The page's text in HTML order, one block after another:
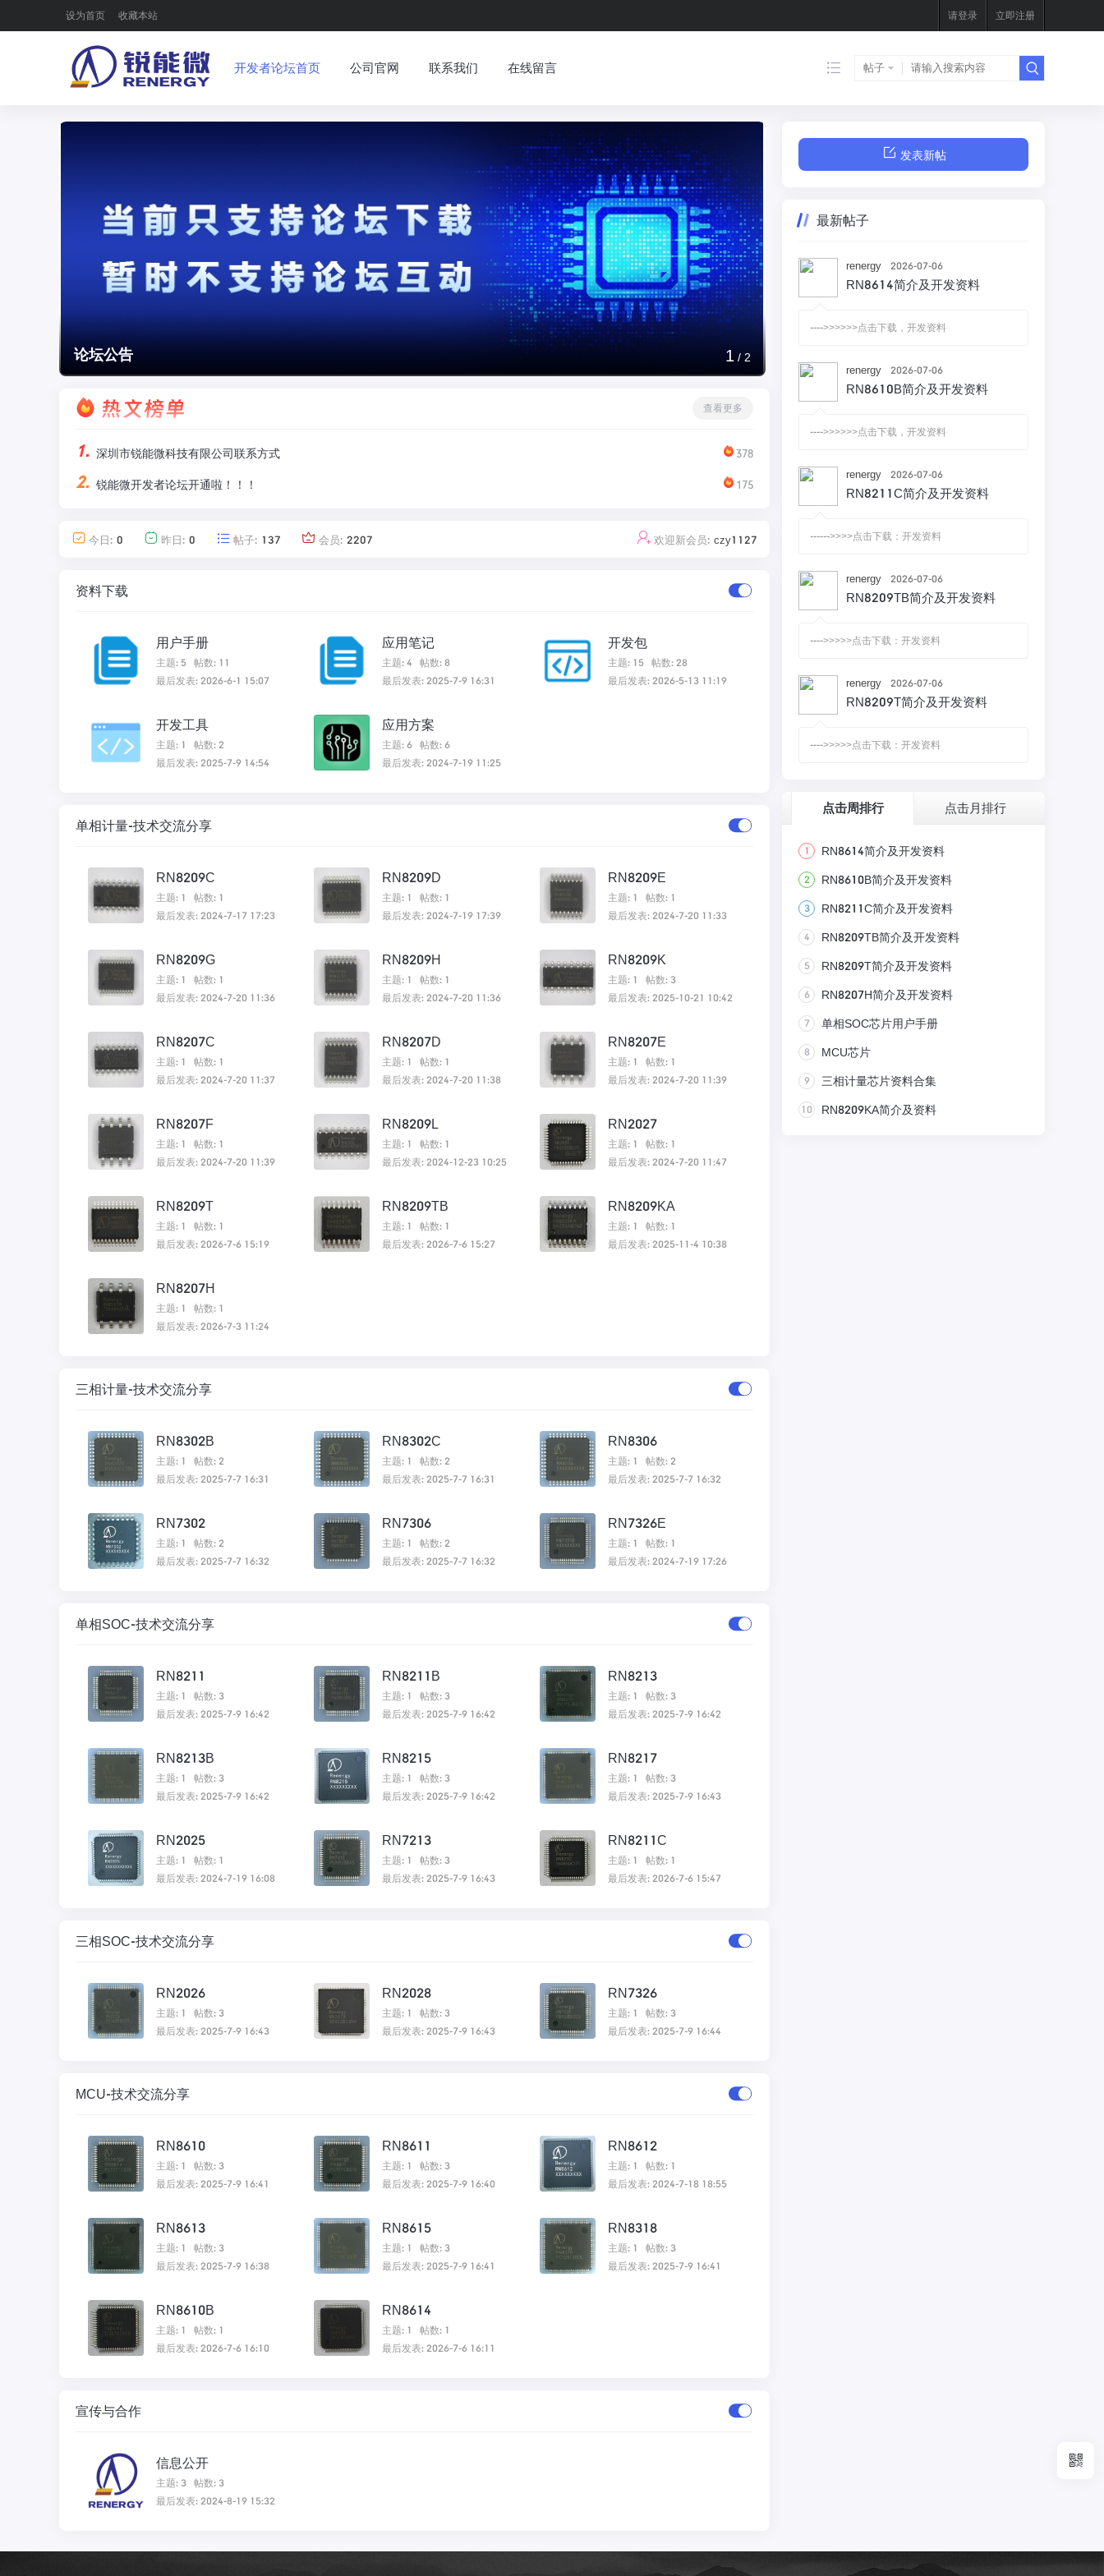
设为首页 收藏本站 请登录 立即注册
开发者论坛首页 公司官网 联系我们 在线留言 帖子
论坛公告 1 / 2
查看更多
378
1. 深圳市锐能微科技有限公司联系方式
175
2. 锐能微开发者论坛开通啦！！！
今日: 0 昨日: 0 帖子: 137 会员: 2207 欢迎新会员: czy1127
资料下载
用户手册
主题: 5
帖数: 11
最后发表: 2026-6-1 15:07
应用笔记
主题: 4
帖数: 8
最后发表: 2025-7-9 16:31
开发包
主题: 15
帖数: 28
最后发表: 2026-5-13 11:19
开发工具
主题: 1
帖数: 2
最后发表: 2025-7-9 14:54
应用方案
主题: 6
帖数: 6
最后发表: 2024-7-19 11:25
单相计量-技术交流分享
RN8209C
主题: 1
帖数: 1
最后发表: 2024-7-17 17:23
RN8209D
主题: 1
帖数: 1
最后发表: 2024-7-19 17:39
RN8209E
主题: 1
帖数: 1
最后发表: 2024-7-20 11:33
RN8209G
主题: 1
帖数: 1
最后发表: 2024-7-20 11:36
RN8209H
主题: 1
帖数: 1
最后发表: 2024-7-20 11:36
RN8209K
主题: 1
帖数: 3
最后发表: 2025-10-21 10:42
RN8207C
主题: 1
帖数: 1
最后发表: 2024-7-20 11:37
RN8207D
主题: 1
帖数: 1
最后发表: 2024-7-20 11:38
RN8207E
主题: 1
帖数: 1
最后发表: 2024-7-20 11:39
RN8207F
主题: 1
帖数: 1
最后发表: 2024-7-20 11:39
RN8209L
主题: 1
帖数: 1
最后发表: 2024-12-23 10:25
RN2027
主题: 1
帖数: 1
最后发表: 2024-7-20 11:47
RN8209T
主题: 1
帖数: 1
最后发表: 2026-7-6 15:19
RN8209TB
主题: 1
帖数: 1
最后发表: 2026-7-6 15:27
RN8209KA
主题: 1
帖数: 1
最后发表: 2025-11-4 10:38
RN8207H
主题: 1
帖数: 1
最后发表: 2026-7-3 11:24
三相计量-技术交流分享
RN8302B
主题: 1
帖数: 2
最后发表: 2025-7-7 16:31
RN8302C
主题: 1
帖数: 2
最后发表: 2025-7-7 16:31
RN8306
主题: 1
帖数: 2
最后发表: 2025-7-7 16:32
RN7302
主题: 1
帖数: 2
最后发表: 2025-7-7 16:32
RN7306
主题: 1
帖数: 2
最后发表: 2025-7-7 16:32
RN7326E
主题: 1
帖数: 1
最后发表: 2024-7-19 17:26
单相SOC-技术交流分享
RN8211
主题: 1
帖数: 3
最后发表: 2025-7-9 16:42
RN8211B
主题: 1
帖数: 3
最后发表: 2025-7-9 16:42
RN8213
主题: 1
帖数: 3
最后发表: 2025-7-9 16:42
RN8213B
主题: 1
帖数: 3
最后发表: 2025-7-9 16:42
RN8215
主题: 1
帖数: 3
最后发表: 2025-7-9 16:42
RN8217
主题: 1
帖数: 3
最后发表: 2025-7-9 16:43
RN2025
主题: 1
帖数: 1
最后发表: 2024-7-19 16:08
RN7213
主题: 1
帖数: 3
最后发表: 2025-7-9 16:43
RN8211C
主题: 1
帖数: 1
最后发表: 2026-7-6 15:47
三相SOC-技术交流分享
RN2026
主题: 1
帖数: 3
最后发表: 2025-7-9 16:43
RN2028
主题: 1
帖数: 3
最后发表: 2025-7-9 16:43
RN7326
主题: 1
帖数: 3
最后发表: 2025-7-9 16:44
MCU-技术交流分享
RN8610
主题: 1
帖数: 3
最后发表: 2025-7-9 16:41
RN8611
主题: 1
帖数: 3
最后发表: 2025-7-9 16:40
RN8612
主题: 1
帖数: 1
最后发表: 2024-7-18 18:55
RN8613
主题: 1
帖数: 3
最后发表: 2025-7-9 16:38
RN8615
主题: 1
帖数: 3
最后发表: 2025-7-9 16:41
RN8318
主题: 1
帖数: 3
最后发表: 2025-7-9 16:41
RN8610B
主题: 1
帖数: 1
最后发表: 2026-7-6 16:10
RN8614
主题: 1
帖数: 1
最后发表: 2026-7-6 16:11
宣传与合作
信息公开
主题: 3
帖数: 3
最后发表: 2024-8-19 15:32
发表新帖
最新帖子
renergy 2026-07-06
RN8614简介及开发资料
---->>>>>>点击下载，开发资料
renergy 2026-07-06
RN8610B简介及开发资料
---->>>>>>点击下载，开发资料
renergy 2026-07-06
RN8211C简介及开发资料
------>>>>点击下载：开发资料
renergy 2026-07-06
RN8209TB简介及开发资料
---->>>>>点击下载：开发资料
renergy 2026-07-06
RN8209T简介及开发资料
---->>>>>点击下载：开发资料
点击周排行 点击月排行
1 RN8614简介及开发资料
2 RN8610B简介及开发资料
3 RN8211C简介及开发资料
4 RN8209TB简介及开发资料
5 RN8209T简介及开发资料
6 RN8207H简介及开发资料
7 单相SOC芯片用户手册
8 MCU芯片
9 三相计量芯片资料合集
10 RN8209KA简介及资料